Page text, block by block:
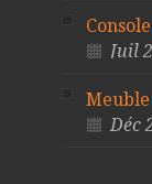
Juil
Déc